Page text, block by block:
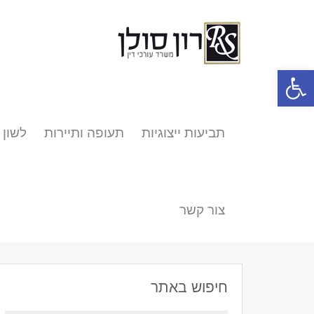
פתח סרגל נגישות
תביעות ייצוגיות תעופה ותיירות
צור קשר
חיפוש באתר